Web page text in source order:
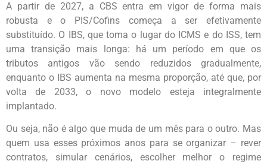
A partir de 2027, a CBS entra em vigor de forma mais
robusta e o PIS/Cofins começa a ser efetivamente
substituído. O IBS, que toma o lugar do ICMS e do ISS, tem
uma transição mais longa: há um período em que os
tributos antigos vão sendo reduzidos gradualmente,
enquanto o IBS aumenta na mesma proporção, até que, por
volta de 2033, o novo modelo esteja integralmente
implantado.
Ou seja, não é algo que muda de um mês para o outro. Mas
quem usa esses próximos anos para se organizar – rever
contratos, simular cenários, escolher melhor o regime